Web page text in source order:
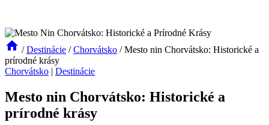
/ Destinácie / Chorvátsko / Mesto nin Chorvátsko: Historické a
prírodné krásy
Chorvátsko | Destinácie
Mesto nin Chorvátsko: Historické a
prírodné krásy